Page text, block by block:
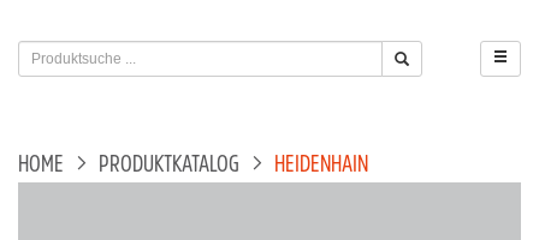
HOME PRODUKTKATALOG HEIDENHAIN